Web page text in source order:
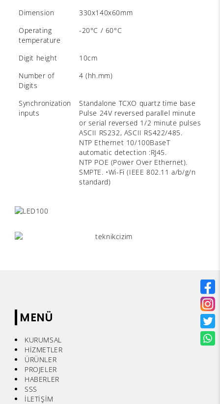
Dimension
330x140x60mm
Operating
temperature
-20°C / 60°C
Digit height
10cm
Number of
Digits
4 (hh.mm)
Synchronization
inputs
Standalone TCXO quartz time base
Pulse 24V reversed parallel minute
or serial reversed 1/2 minute pulses
ASCII RS232, ASCII RS422/485.
NTP Ethernet 10/100BaseT
automatic detection :RJ45.
NTP POE (Power Over Ethernet).
SMPTE. •Wi-Fi (IEEE 802.11 a/b/g/n
standard)
MENÜ
KURUMSAL
HİZMETLER
ÜRÜNLER
PROJELER
HABERLER
SSS
İLETİŞİM